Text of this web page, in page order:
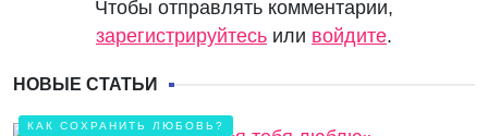
Чтобы отправлять комментарии,
зарегистрируйтесь или войдите.
НОВЫЕ СТАТЬИ
КАК СОХРАНИТЬ ЛЮБОВЬ?